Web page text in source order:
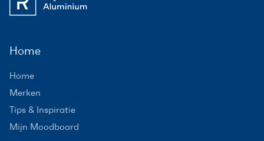
Home
Home
Merken
Tips & Inspiratie
Mijn Moodboard